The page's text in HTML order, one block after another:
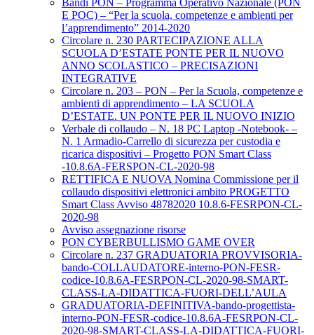
Bandi PON – Programma Operativo Nazionale (PON
E POC) – “Per la scuola, competenze e ambienti per
l’apprendimento” 2014-2020
Circolare n. 230 PARTECIPAZIONE ALLA
SCUOLA D’ESTATE PONTE PER IL NUOVO
ANNO SCOLASTICO – PRECISAZIONI
INTEGRATIVE
Circolare n. 203 – PON – Per la Scuola, competenze e
ambienti di apprendimento – LA SCUOLA
D’ESTATE. UN PONTE PER IL NUOVO INIZIO
Verbale di collaudo – N. 18 PC Laptop -Notebook- –
N. 1 Armadio-Carrello di sicurezza per custodia e
ricarica dispositivi – Progetto PON Smart Class
-10.8.6A-FERSPON-CL-2020-98
RETTIFICA E NUOVA Nomina Commissione per il
collaudo dispositivi elettronici ambito PROGETTO
Smart Class Avviso 48782020 10.8.6-FESRPON-CL-
2020-98
Avviso assegnazione risorse
PON CYBERBULLISMO GAME OVER
Circolare n. 237 GRADUATORIA PROVVISORIA-
bando-COLLAUDATORE-interno-PON-FESR-
codice-10.8.6A-FESRPON-CL-2020-98-SMART-
CLASS-LA-DIDATTICA-FUORI-DELL’AULA
GRADUATORIA-DEFINITIVA-bando-progettista-
interno-PON-FESR-codice-10.8.6A-FESRPON-CL-
2020-98-SMART-CLASS-LA-DIDATTICA-FUORI-